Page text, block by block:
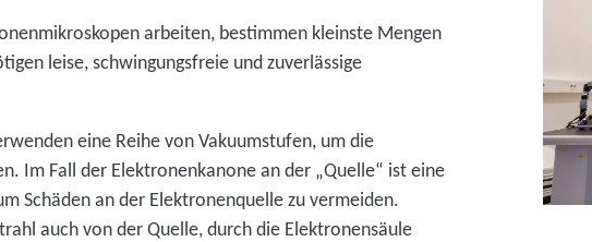
arbeiten, bestimmen kleinste Mengen
leise, schwingungsfreie und zuverlässige
eine Reihe von Vakuumstufen, um die
Im Fall der Elektronenkanone an der „Quelle“ ist eine
Schäden an der Elektronenquelle zu vermeiden.
auch von der Quelle, durch die Elektronensäule